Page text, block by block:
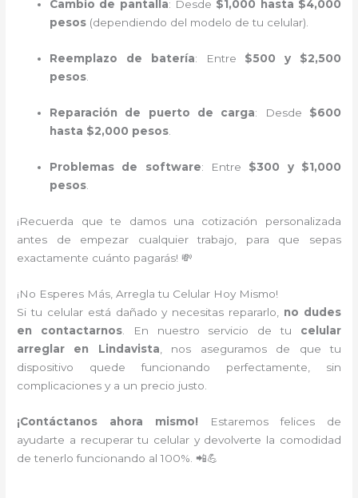
Cambio de pantalla: Desde $1,000 hasta $4,000
pesos (dependiendo del modelo de tu celular).
Reemplazo de batería: Entre $500 y $2,500
pesos.
Reparación de puerto de carga: Desde $600
hasta $2,000 pesos
Problemas de software: Entre $300 y $1,000
pesos
¡Recuerda que te damos una cotización personalizada
antes de empezar cualquier trabajo, para que sepas
exactamente cuánto pagarás! 💸
¡No Esperes Más, Arregla tu Celular Hoy Mismo!
Si tu celular está dañado y necesitas repararlo, no dudes
en contactarnos. En nuestro servicio de tu celular
arreglar en Lindavista , nos aseguramos de que tu
dispositivo quede funcionando perfectamente, sin
complicaciones y a un precio justo.
¡Contáctanos ahora mismo! Estaremos felices de
ayudarte a recuperar tu celular y devolverte la comodidad
de tenerlo funcionando al 100%. 📲💪